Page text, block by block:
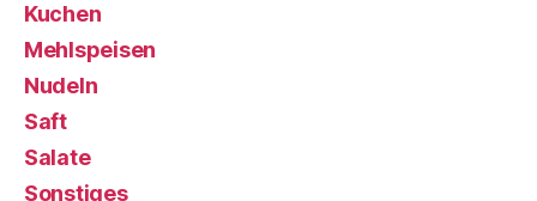
Kuchen
Mehlspeisen
Nudeln
Saft
Salate
Sonstiges